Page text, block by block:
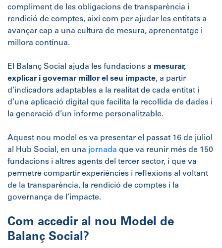
compliment de les obligacions de transparència i
rendició de comptes, així com per ajudar les entitats a
avançar cap a una cultura de mesura, aprenentatge i
millora contínua.
El Balanç Social ajuda les fundacions a mesurar,
explicar i governar millor el seu impacte, a partir
d’indicadors adaptables a la realitat de cada entitat i
d’una aplicació digital que facilita la recollida de dades i
la generació d’un informe personalitzable.
Aquest nou model es va presentar el passat 16 de juliol
al Hub Social, en una jornada que va reunir més de 150
fundacions i altres agents del tercer sector, i que va
permetre compartir experiències i reflexions al voltant
de la transparència, la rendició de comptes i la
governança de l’impacte.
Com accedir al nou Model de
Balanç Social?